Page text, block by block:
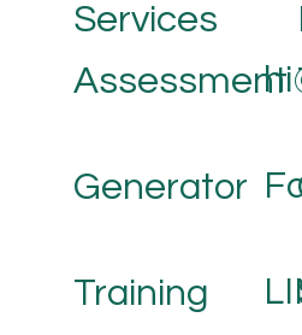
Services
Assessment
Generator
Training